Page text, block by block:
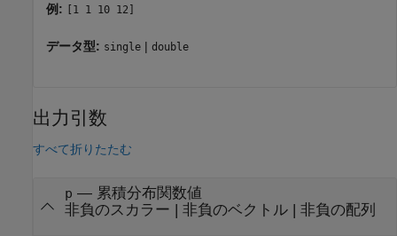
例: [1 1 10 12]
データ型: single | double
出力引数
すべて折りたたむ
p — 累積分布関数値
非負のスカラー | 非負のベクトル | 非負の配列